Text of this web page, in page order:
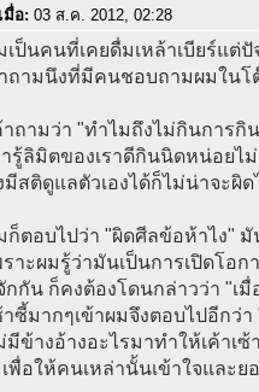
เมื่อ: 03 ส.ค. 2012, 02:28
เป็นคนที่เคยดื่มเหล้าเบียร์แต่
ถามนึงที่มีคนชอบถามผมในโต๊
าถามว่า "ทำไมถึงไม่กินการกิ
ารู้ลิมิตของเราดีกินนิดหน่อยไ
มีสติดูแลตัวเองได้ก็ไม่น่าจะผิ
ก็ตอบไปว่า "ผิดศีลข้อห้าไง"
ราะผมรู้ว่ามันเป็นการเปิดโ
กกัน ก็คงต้องโดนกล่าวว่า "เ
าซี้มากๆเข้าผมจึงตอบไปอีกว่
มีข้างอ้างอะไรมาทำให้เค้าเ
พื่อให้คนเหล่านั้นเข้าใจและ